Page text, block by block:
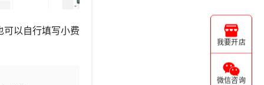
以自行填写小费
我要开店
微信咨询